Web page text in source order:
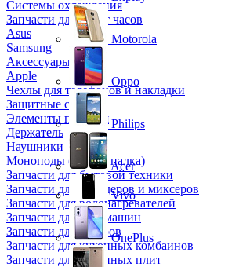
Системы охлаждения
Запчасти для смарт часов
Asus
Samsung
Аксессуары
Apple
Чехлы для телефонов и накладки
Защитные стекла
Элементы питания
Держатель
Наушники
Моноподы (Селфи палка)
Запчасти для бытовой техники
Запчасти для блендеров и миксеров
Запчасти для водонагревателей
Запчасти для кофемашин
Запчасти для кулеров
Запчасти для кухонных комбаинов
Запчасти для кухонных плит
Motorola
Oppo
Philips
Acer
Vivo
OnePlus